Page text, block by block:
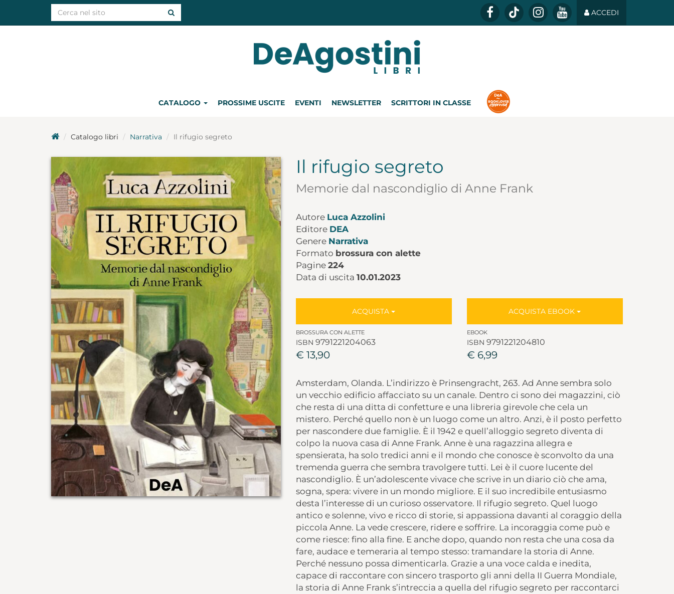
ACCEDI
CATALOGO PROSSIME USCITE EVENTI NEWSLETTER SCRITTORI IN CLASSE
Catalogo libri Narrativa Il rifugio segreto
Il rifugio segreto
Memorie dal nascondiglio di Anne Frank
Autore Luca Azzolini
Editore DEA
Genere Narrativa
Formato brossura con alette
Pagine 224
Data di uscita 10.01.2023
ACQUISTA
BROSSURA CON ALETTE
ISBN 9791221204063
€ 13,90
ACQUISTA EBOOK
EBOOK
ISBN 9791221204810
€ 6,99
Amsterdam, Olanda. L’indirizzo è Prinsengracht, 263. Ad Anne sembra solo
un vecchio edificio affacciato su un canale. Dentro ci sono dei magazzini, ciò
che resta di una ditta di confetture e una libreria girevole che cela un
mistero. Perché quello non è un luogo come un altro. Anzi, è il posto perfetto
per nascondere due famiglie. È il 1942 e quell’alloggio segreto diventa di
colpo la nuova casa di Anne Frank. Anne è una ragazzina allegra e
spensierata, ha solo tredici anni e il mondo che conosce è sconvolto da una
tremenda guerra che sembra travolgere tutti. Lei è il cuore lucente del
nascondiglio. È un’adolescente vivace che scrive in un diario ciò che ama,
sogna, spera: vivere in un mondo migliore. E il suo incredibile entusiasmo
desta l’interesse di un curioso osservatore. Il rifugio segreto. Quel luogo
antico e solenne, vivo e ricco di storie, si appassiona davanti al coraggio della
piccola Anne. La vede crescere, ridere e soffrire. La incoraggia come può e
come riesce: fino alla fine. E anche dopo, quando non resta che una cosa da
fare, audace e temeraria al tempo stesso: tramandare la storia di Anne.
Perché nessuno possa dimenticarla. Grazie a una voce calda e inedita,
capace di raccontare con sincero trasporto gli anni della II Guerra Mondiale,
la storia di Anne Frank s’intreccia a quella del rifugio segreto per raccontarci